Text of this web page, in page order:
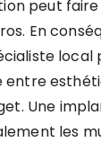
peut
En
local
entre
Une
les